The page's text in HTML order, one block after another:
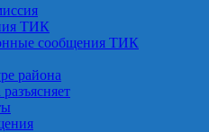
ТИК
сообщения ТИК
района